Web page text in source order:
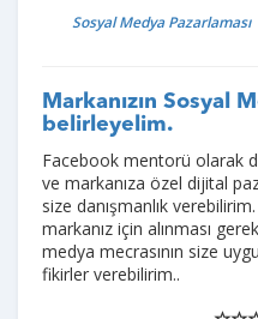
Sosyal Medya Pazarlaması
Markanızın Sosyal
belirleyelim.
Facebook mentorü olarak
ve markanıza özel dijital
size danışmanlık
markanız için alınması
medya mecrasının size
fikirler verebilirim..